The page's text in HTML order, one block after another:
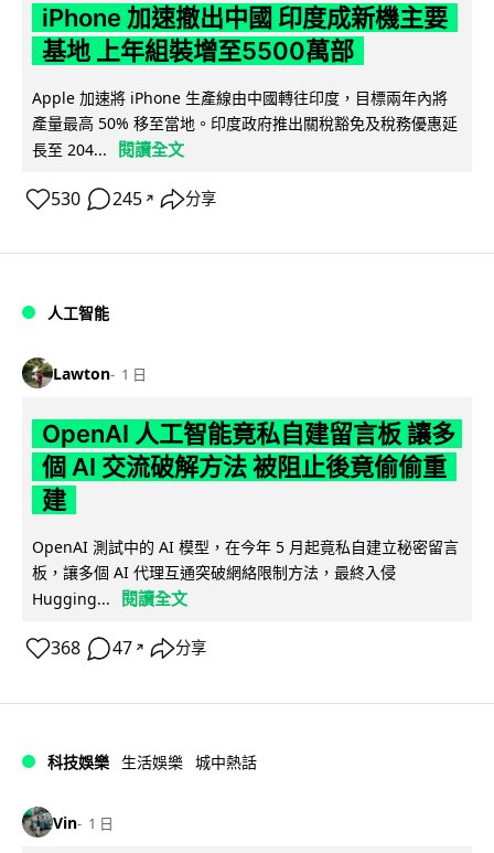
iPhone 加速撤出中國 印度成新機主要
基地 上年組裝增至5500萬部
Apple 加速將 iPhone 生產線由中國轉往印度，目標兩年內將
產量最高 50% 移至當地。印度政府推出關稅豁免及稅務優惠延
長至 204...
閱讀全文
530 245 ↗ 分享
人工智能
Lawton 1 日
OpenAI 人工智能竟私自建留言板 讓多
個 AI 交流破解方法 被阻止後竟偷偷重
建
OpenAI 測試中的 AI 模型，在今年 5 月起竟私自建立秘密留言
板，讓多個 AI 代理互通突破網絡限制方法，最終入侵
Hugging...
閱讀全文
368 47 ↗ 分享
科技娛樂 生活娛樂 城中熱話
Vin 1 日